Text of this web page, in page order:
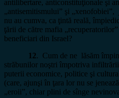
antilibertare, anticonstituţionale şi
„antisemitismului” şi
nu au cumva, ca ţintă reală,
ţării de către mafia
beneficiari din Israel?
12. Cum de ne lăsăm
străbunilor noştri împotriva
puterii economice, politice şi
(care, ajunşi în ţara lor nu se
„eroii”, chiar plini de sînge